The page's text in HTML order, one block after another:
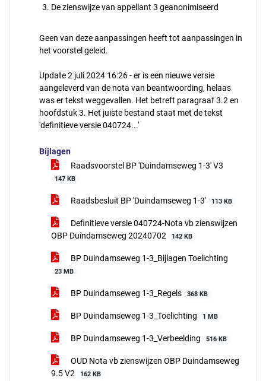
De zienswijze van appellant 3 geanonimiseerd
Geen van deze aanpassingen heeft tot aanpassingen in
het voorstel geleid.
Update 2 juli 2024 16:26 - er is een nieuwe versie
aangeleverd van de nota van beantwoording, helaas
was er tekst weggevallen. Het betreft paragraaf 3.2 en
hoofdstuk 3. Het juiste bestand staat met de tekst
'definitieve versie 040724...'
Bijlagen
Raadsvoorstel BP 'Duindamseweg 1-3' V3
147 KB
Raadsbesluit BP 'Duindamseweg 1-3' 113 KB
Definitieve versie 040724-Nota vb zienswijzen
OBP Duindamseweg 20240702
142 KB
BP Duindamseweg 1-3_Bijlagen Toelichting
23 MB
BP Duindamseweg 1-3_Regels 368 KB
BP Duindamseweg 1-3_Toelichting 1 MB
BP Duindamseweg 1-3_Verbeelding 516 KB
OUD Nota vb zienswijzen OBP Duindamseweg
9.5 V2
162 KB